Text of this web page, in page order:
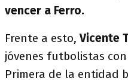
vencer a Ferro.
Frente a esto,Vicente
jóvenes futbolistas
Primera de la entidad